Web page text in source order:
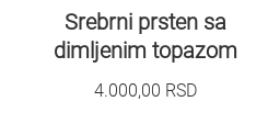
Srebrni prsten sa
dimljenim topazom
4.000,00 RSD